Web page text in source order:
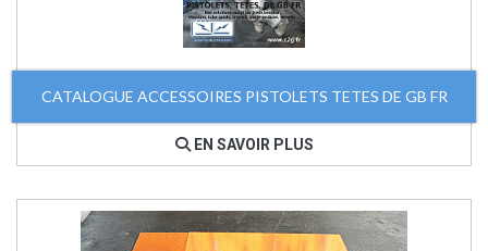
CATALOGUE ACCESSOIRES PISTOLETS TETES DE GB FR
EN SAVOIR PLUS